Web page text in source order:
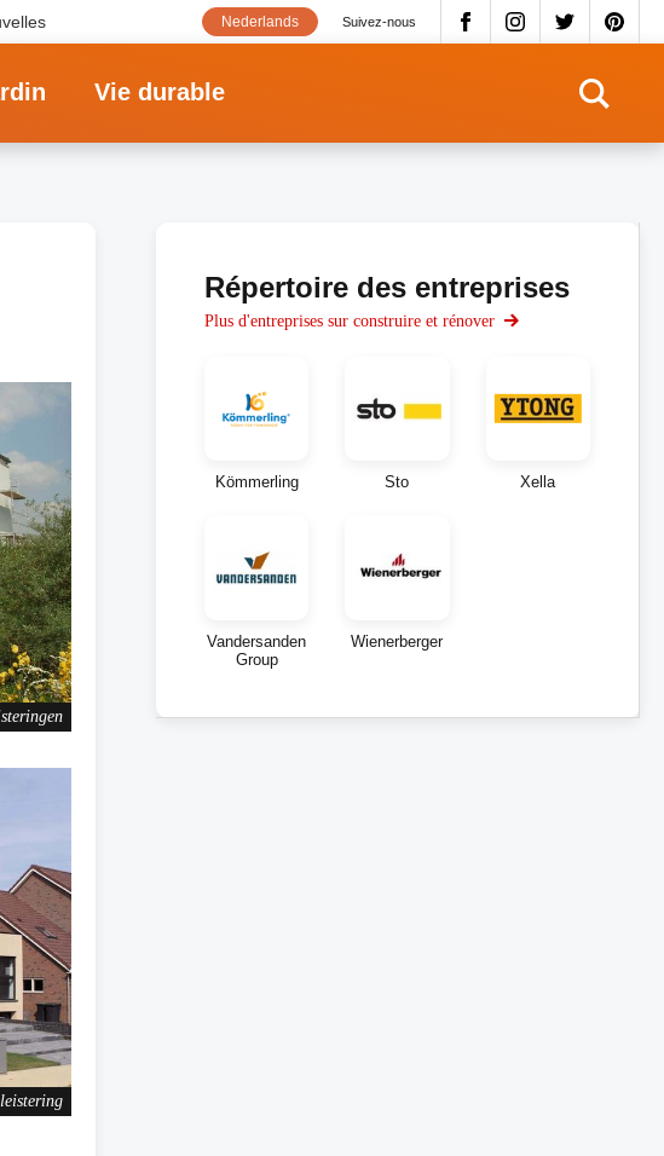
Suivez-nous
Nederlands
Vie durable
Répertoire des entreprises
Plus d'entreprises sur construire et rénover
Kömmerling Sto Xella
Vandersanden
Group
Wienerberger